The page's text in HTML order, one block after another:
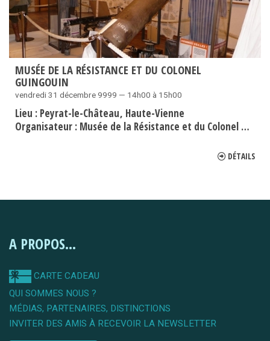
MUSÉE DE LA RÉSISTANCE ET DU COLONEL
GUINGOUIN
vendredi 31 décembre 9999 — 14h00 à 15h00
Lieu : Peyrat-le-Château Haute-Vienne
Organisateur : Musée de la Résistance et du Colonel Guingouin
DÉTAILS
A PROPOS...
CARTE CADEAU
QUI SOMMES NOUS ?
MÉDIAS, PARTENAIRES, DISTINCTIONS
INVITER DES AMIS À RECEVOIR LA NEWSLETTER